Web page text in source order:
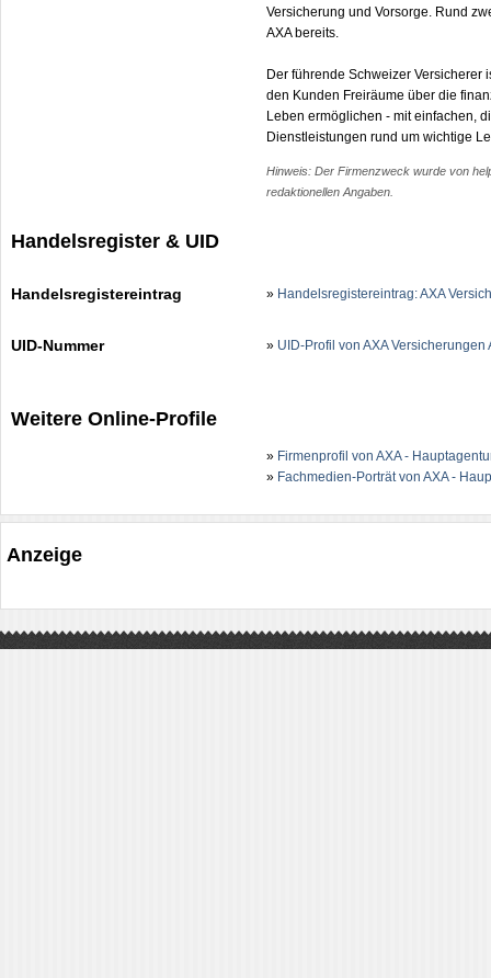
Versicherung und Vorsorge. Rund
AXA bereits.
Der führende Schweizer
den Kunden Freiräume über die
Leben ermöglichen - mit einfachen,
Dienstleistungen rund um wichtige
Hinweis: Der Firmenzweck wurde von
redaktionellen Angaben.
Handelsregister & UID
Handelsregistereintrag » Handelsregistereintrag: AXA
UID-Nummer » UID-Profil von AXA
Weitere Online-Profile
» Firmenprofil von AXA -
» Fachmedien-Porträt von AXA -
Anzeige